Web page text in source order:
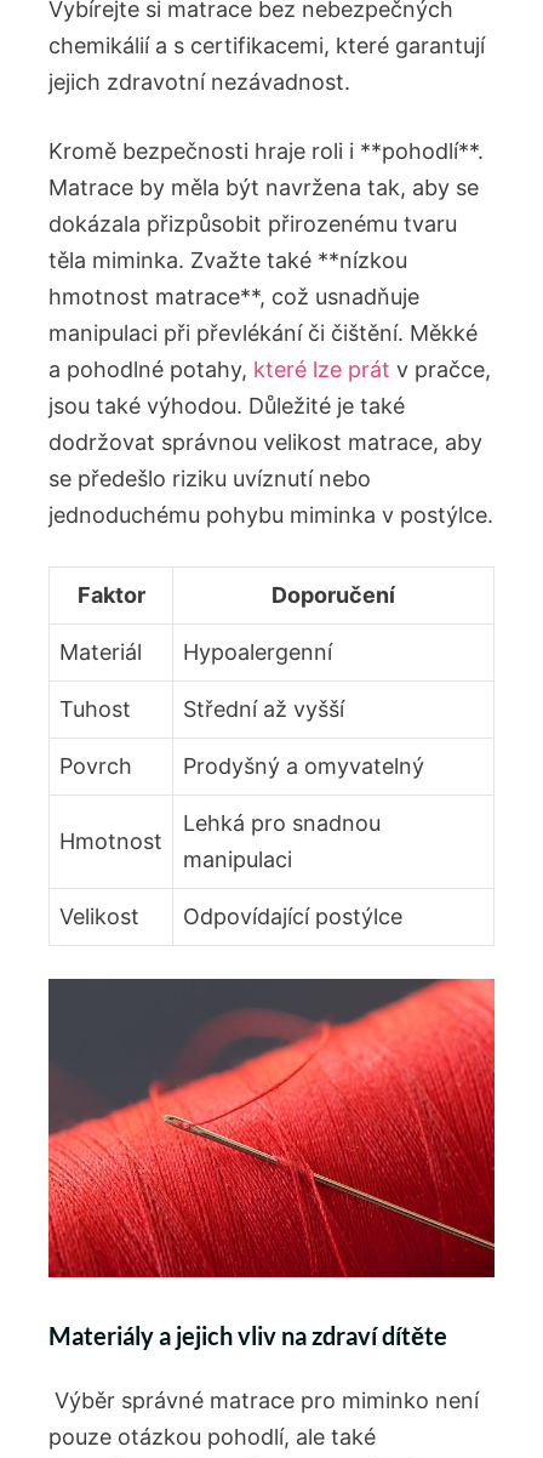
Vybírejte si matrace bez nebezpečných
‌chemikálií a s certifikacemi, které garantují
jejich zdravotní nezávadnost.
Kromě bezpečnosti hraje roli i **pohodlí**.
Matrace by měla být navržena ‍tak, aby se
dokázala přizpůsobit přirozenému tvaru
těla miminka. Zvažte také **nízkou
hmotnost matrace**, což usnadňuje⁢
manipulaci při převlékání či čištění. Měkké⁤
a pohodlné potahy, které lze prát v pračce,​
jsou také výhodou. Důležité je také
dodržovat⁣ správnou velikost matrace, aby
se předešlo ⁤riziku uvíznutí nebo
jednoduchému ⁤pohybu miminka v postýlce.
Faktor Doporučení
Materiál Hypoalergenní
Tuhost Střední‌ až⁣ vyšší
Povrch Prodyšný ‌a omyvatelný
Hmotnost
Lehká pro snadnou
manipulaci
Velikost Odpovídající postýlce
Materiály a ​jejich vliv na zdraví dítěte
‍ Výběr správné matrace pro miminko není
pouze⁤ otázkou pohodlí, ale také